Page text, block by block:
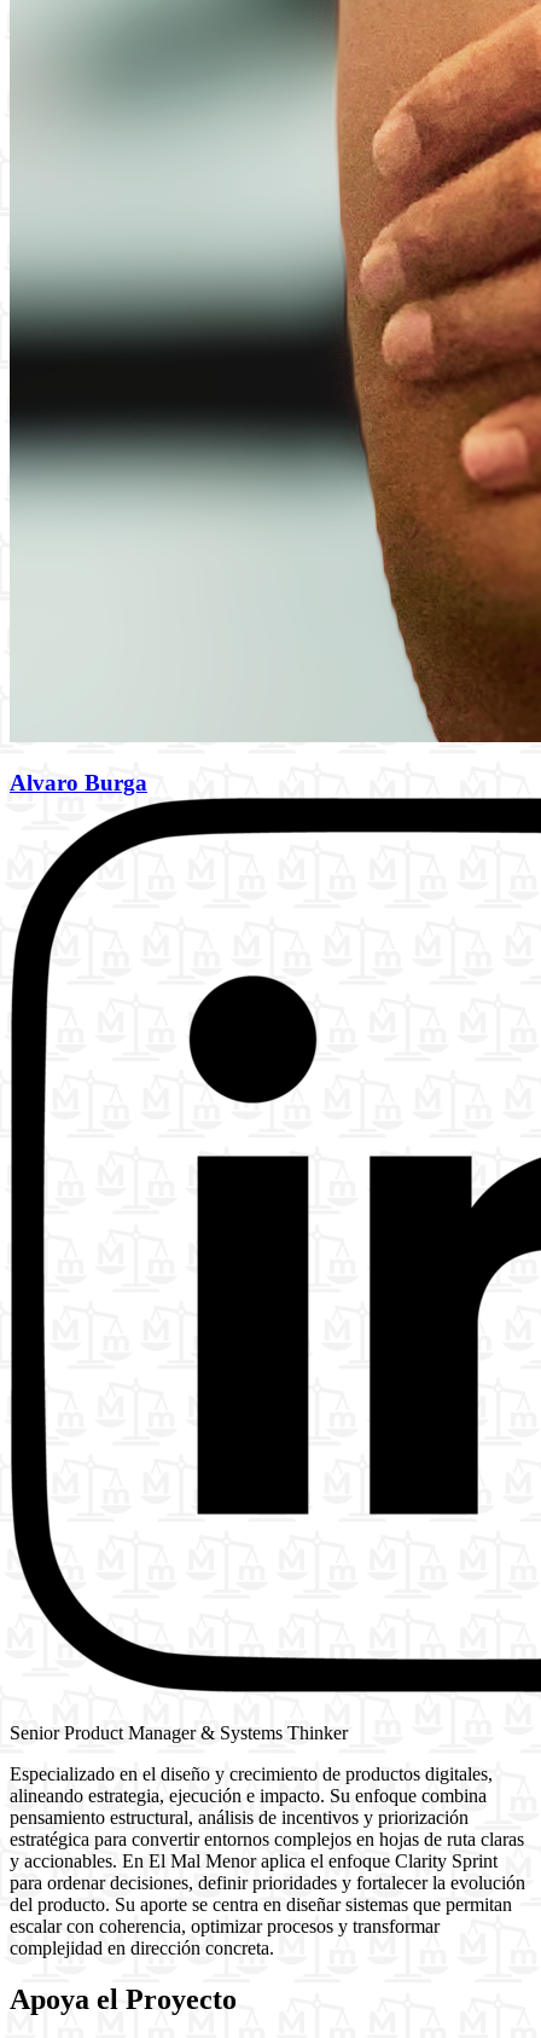
Alvaro Burga
Senior Product Manager & Systems Thinker
Especializado en el diseño y crecimiento de productos digitales,
alineando estrategia, ejecución e impacto. Su enfoque combina
pensamiento estructural, análisis de incentivos y priorización
estratégica para convertir entornos complejos en hojas de ruta claras
y accionables. En El Mal Menor aplica el enfoque Clarity Sprint
para ordenar decisiones, definir prioridades y fortalecer la evolución
del producto. Su aporte se centra en diseñar sistemas que permitan
escalar con coherencia, optimizar procesos y transformar
complejidad en dirección concreta.
Apoya el Proyecto